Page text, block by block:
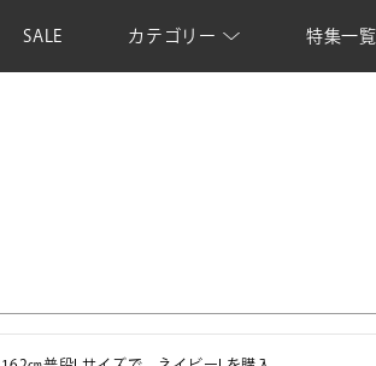
SALE カテゴリー 特集一覧